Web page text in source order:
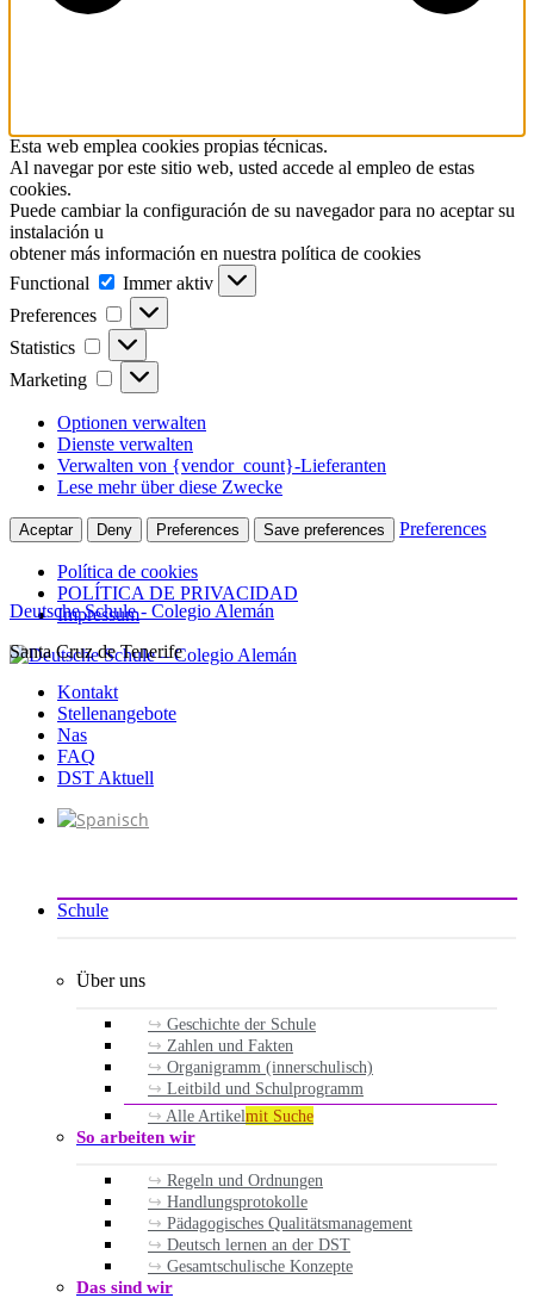
Esta web emplea cookies propias técnicas.
Al navegar por este sitio web, usted accede al empleo de estas
cookies.
Puede cambiar la configuración de su navegador para no aceptar su
instalación u
obtener más información en nuestra política de cookies
Functional
Functional
Immer aktiv
Preferences
Preferences
Statistics Statistics
Marketing Marketing
Optionen verwalten
Dienste verwalten
Verwalten von {vendor_count}-Lieferanten
Lese mehr über diese Zwecke
Aceptar Deny Preferences Save preferences Preferences
Política de cookies
POLÍTICA DE PRIVACIDAD
Impressum
Zum
springen
Deutsche Schule - Colegio Alemán
Santa Cruz de Tenerife
Kontakt
Stellenangebote
Nas
FAQ
DST Aktuell
Schule
Über uns
Geschichte der Schule
Zahlen und Fakten
Organigramm (innerschulisch)
Leitbild und Schulprogramm
Alle Artikelmit Suche
So arbeiten wir
Regeln und Ordnungen
Handlungsprotokolle
Pädagogisches Qualitätsmanagement
Deutsch lernen an der DST
Gesamtschulische Konzepte
Das sind wir